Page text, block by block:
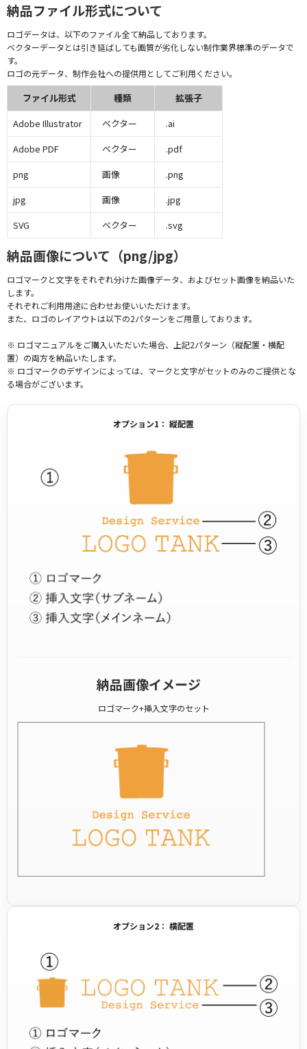
納品ファイル形式について
ロゴデータは、以下のファイル全て納品しております。
ベクターデータとは引き延ばしても画質が劣化しない制作業界標準のデータで
す。
ロゴの元データ、制作会社への提供用としてご利用ください。
ファイル形式 種類
拡張子
Adobe Illustrator
ベクター
.ai
Adobe PDF
ベクター
.pdf
png
画像
.png
jpg
画像
.jpg
SVG
ベクター .svg
納品画像について（png/jpg）
ロゴマークと文字をそれぞれ分けた画像データ、およびセット画像を納品いた
します。
それぞれご利用用途に合わせお使いいただけます。
また、ロゴのレイアウトは以下の2パターンをご用意しております。
※ ロゴマニュアルをご購入いただいた場合、上記2パターン（縦配置・横配
置）の両方を納品いたします。
※ ロゴマークのデザインによっては、マークと文字がセットのみのご提供とな
る場合がございます。
オプション1： 縦配置
納品画像イメージ
ロゴマーク+挿入文字のセット
オプション2： 横配置